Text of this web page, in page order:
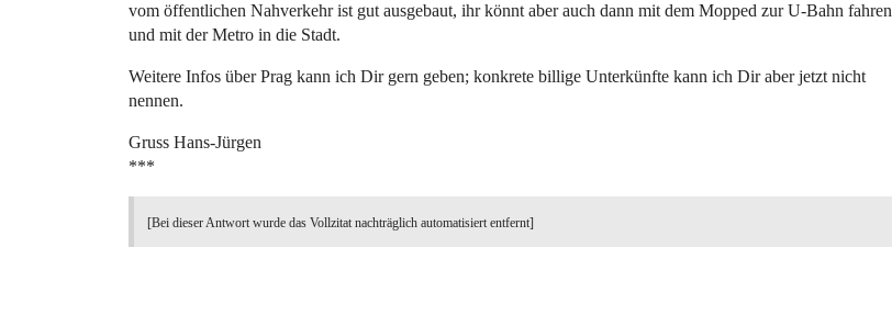
vom öffentlichen Nahverkehr ist gut ausgebaut, ihr könnt aber auch dann mit dem Mopped zur U-Bahn fahren
und mit der Metro in die Stadt.
Weitere Infos über Prag kann ich Dir gern geben; konkrete billige Unterkünfte kann ich Dir aber jetzt nicht
nennen.
Gruss Hans-Jürgen
***
[Bei dieser Antwort wurde das Vollzitat nachträglich automatisiert entfernt]